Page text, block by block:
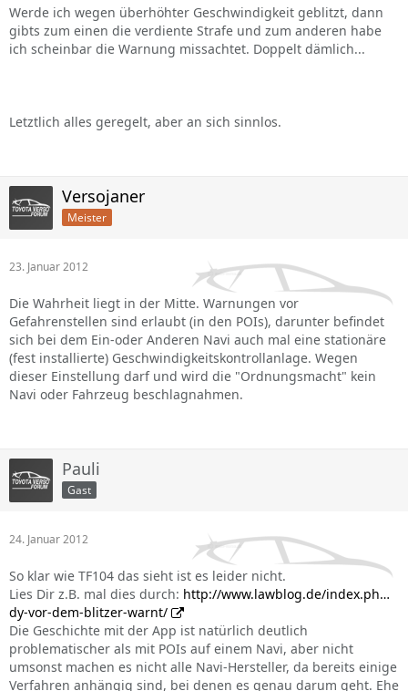
Werde ich wegen überhöhter Geschwindigkeit geblitzt, dann
gibts zum einen die verdiente Strafe und zum anderen habe
ich scheinbar die Warnung missachtet. Doppelt dämlich...
Letztlich alles geregelt, aber an sich sinnlos.
Versojaner
Meister
23. Januar 2012
Die Wahrheit liegt in der Mitte. Warnungen vor
Gefahrenstellen sind erlaubt (in den POIs), darunter befindet
sich bei dem Ein-oder Anderen Navi auch mal eine stationäre
(fest installierte) Geschwindigkeitskontrollanlage. Wegen
dieser Einstellung darf und wird die "Ordnungsmacht" kein
Navi oder Fahrzeug beschlagnahmen.
Pauli
Gast
24. Januar 2012
So klar wie TF104 das sieht ist es leider nicht.
Lies Dir z.B. mal dies durch: http://www.lawblog.de/index.ph…
dy-vor-dem-blitzer-warnt/
Die Geschichte mit der App ist natürlich deutlich
problematischer als mit POIs auf einem Navi, aber nicht
umsonst machen es nicht alle Navi-Hersteller, da bereits einige
Verfahren anhängig sind, bei denen es genau darum geht. Ehe